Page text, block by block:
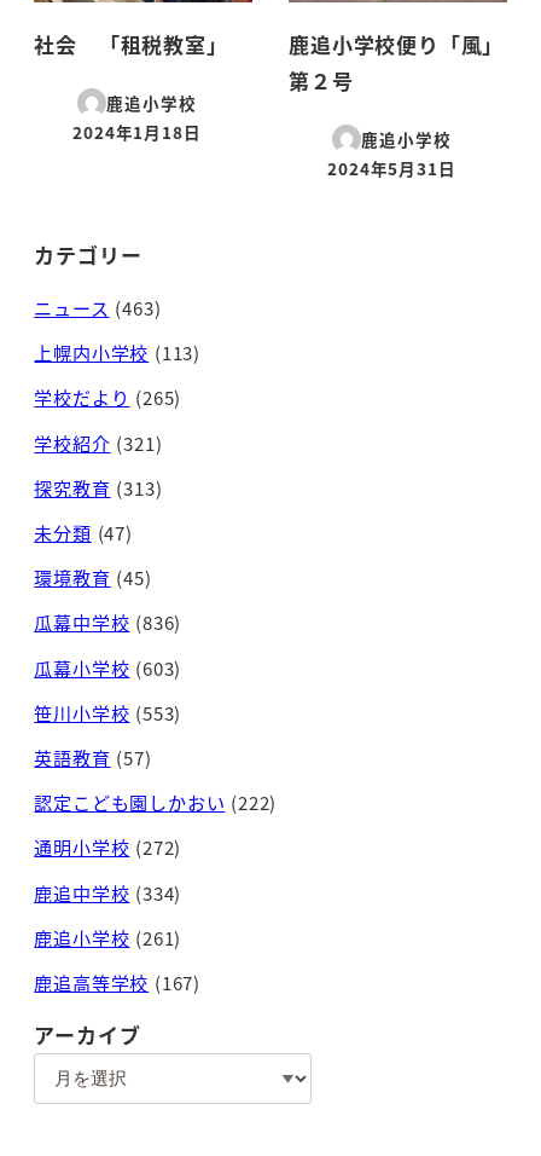
社会 「租税教室」
鹿追小学校
投稿日
2024年1月18日
鹿追小学校便り「風」
第２号
鹿追小学校
投稿日
2024年5月31日
カテゴリー
ニュース (463)
上幌内小学校 (113)
学校だより (265)
学校紹介 (321)
探究教育 (313)
未分類 (47)
環境教育 (45)
瓜幕中学校 (836)
瓜幕小学校 (603)
笹川小学校 (553)
英語教育 (57)
認定こども園しかおい (222)
通明小学校 (272)
鹿追中学校 (334)
鹿追小学校 (261)
鹿追高等学校 (167)
アーカイブ